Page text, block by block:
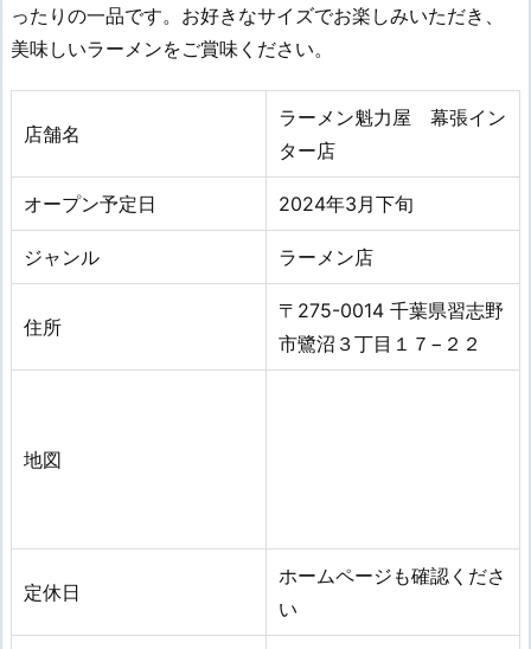
ったりの一品です。お好きなサイズでお楽しみいただき、
美味しいラーメンをご賞味ください。
店舗名
ラーメン魁力屋 幕張イン
ター店
オープン予定日 2024年3月下旬
ジャンル ラーメン店
住所
〒275-0014 千葉県習志野
市鷺沼３丁目１７−２２
地図
定休日
ホームページも確認くださ
い